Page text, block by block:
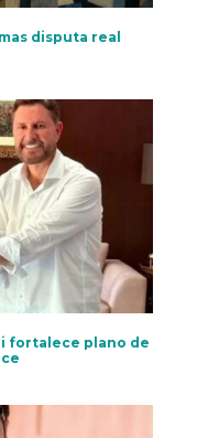
disputa real
fortalece plano de